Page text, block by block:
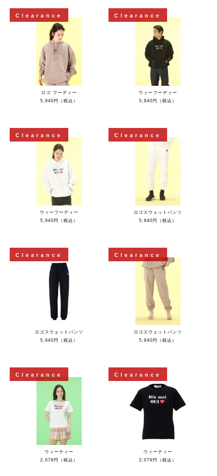
Clearance
ロゴ フーディー
5,940円（税込）
Clearance
ウィーフーディー
5,940円（税込）
Clearance
ウィーフーディー
5,940円（税込）
Clearance
ロゴスウェットパンツ
5,940円（税込）
Clearance
ロゴスウェットパンツ
5,940円（税込）
Clearance
ロゴスウェットパンツ
5,940円（税込）
Clearance
ウィーティー
2,079円（税込）
Clearance
ウィーティー
2,079円（税込）